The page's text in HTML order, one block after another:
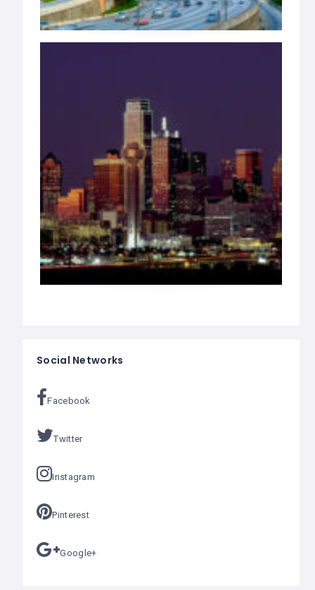
Social Networks
Facebook
Twitter
Instagram
Pinterest
Google+